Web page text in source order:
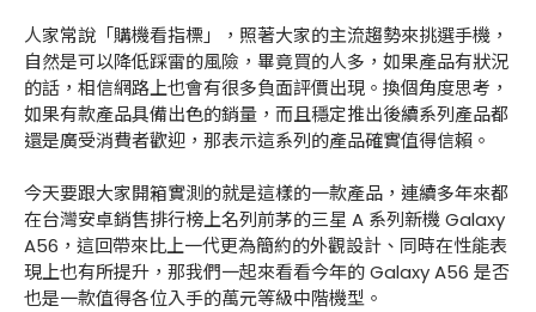
人家常說「購機看指標」，照著大家的主流趨勢來挑選手機，
自然是可以降低踩雷的風險，畢竟買的人多，如果產品有狀況
的話，相信網路上也會有很多負面評價出現。換個角度思考，
如果有款產品具備出色的銷量，而且穩定推出後續系列產品都
還是廣受消費者歡迎，那表示這系列的產品確實值得信賴。
今天要跟大家開箱實測的就是這樣的一款產品，連續多年來都
在台灣安卓銷售排行榜上名列前茅的三星 A 系列新機 Galaxy
A56，這回帶來比上一代更為簡約的外觀設計、同時在性能表
現上也有所提升，那我們一起來看看今年的 Galaxy A56 是否
也是一款值得各位入手的萬元等級中階機型。